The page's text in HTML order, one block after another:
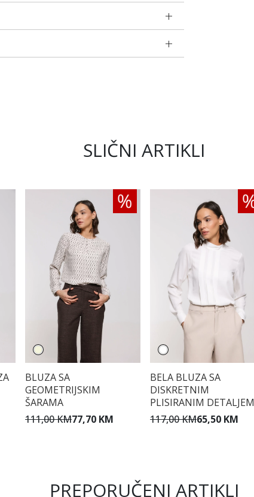
SLIČNI ARTIKLI
BLUZA SA
GEOMETRIJSKIM
ŠARAMA
111,00 KM77,70 KM
BELA BLUZA SA
DISKRETNIM
PLISIRANIM DETALJEM
117,00 KM65,50 KM
PREPORUČENI ARTIKLI